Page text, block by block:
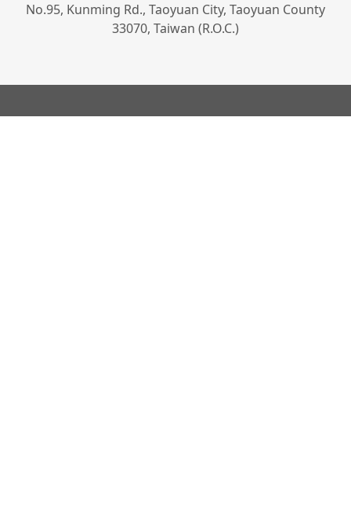
No.95, Kunming Rd., Taoyuan City, Taoyuan County
33070, Taiwan (R.O.C.)